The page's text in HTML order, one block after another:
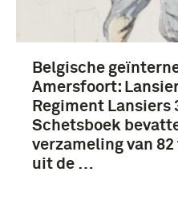
Belgische
Amersfoort:
Regiment Lansiers
Schetsboek
verzameling van
uit de …